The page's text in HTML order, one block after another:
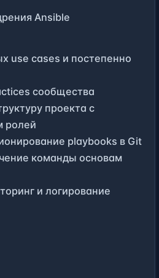
Ansible
use cases и постепенно
сообщества
проекта с
ролей
playbooks в Git
команды основам
и логирование